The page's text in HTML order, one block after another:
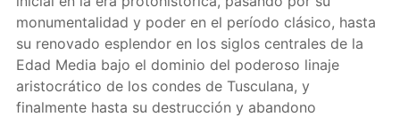
monumentalidad y poder en el período clásico, hasta
su renovado esplendor en los siglos centrales de la
Edad Media bajo el dominio del poderoso linaje
aristocrático de los condes de Tusculana, y
finalmente hasta su destrucción y abandono